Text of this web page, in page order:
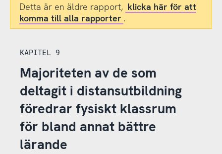
Detta är en äldre rapport, klicka här för att
komma till alla rapporter .
KAPITEL 9
Majoriteten av de som
deltagit i distansutbildning
föredrar fysiskt klassrum
för bland annat bättre
lärande